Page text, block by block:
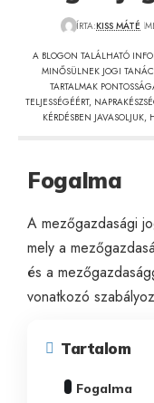
ÍRTA:KISS MÁTÉ
A BLOGON TALÁLHATÓ
MINŐSÜLNEK JOGI
TARTALMAK
TELJESSÉGÉÉRT,
KÉRDÉSBEN JAVASOLJUK,
Fogalma
A mezőgazdasági
mely a
és a
vonatkozó
Tartalom
Fogalma